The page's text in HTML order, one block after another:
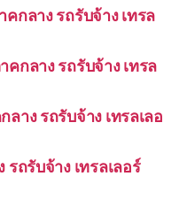
กลาง รถรับจ้าง เทรล
กลาง รถรับจ้าง เทรล
าง รถรับจ้าง เทรลเลอ
ถรับจ้าง เทรลเลอร์